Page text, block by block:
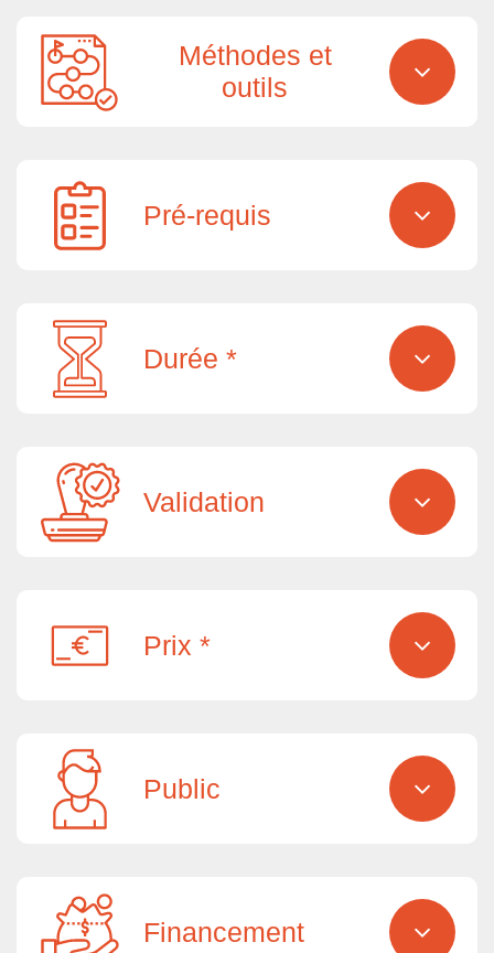
Méthodes et
outils
Pré-requis
Durée *
Validation
Prix *
Public
Financement